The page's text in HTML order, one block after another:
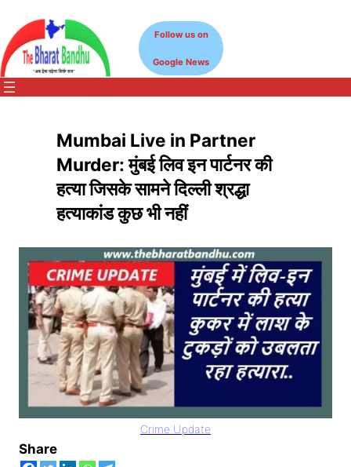
content
Follow us on
Google News
Mumbai Live in Partner
Murder: मुंबई लिव इन पार्टनर की
हत्या जिसके सामने दिल्ली श्रद्धा
हत्याकांड कुछ भी नहीं
Crime Update
Share